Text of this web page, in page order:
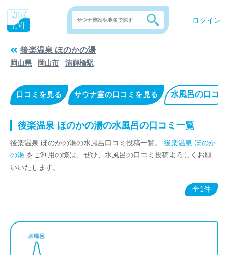
ログイン
後楽温泉 ほのかの湯
岡山県 岡山市 清輝橋駅
口コミを見る サウナ室の口コミを見る 水風呂の口コミ
後楽温泉 ほのかの湯の水風呂の口コミ一覧
後楽温泉 ほのかの湯の水風呂口コミ投稿一覧。 後楽温泉 ほのか
の湯 をご利用の際は、ぜひ、水風呂の口コミ投稿よろしくお願
いいたします。
全1件